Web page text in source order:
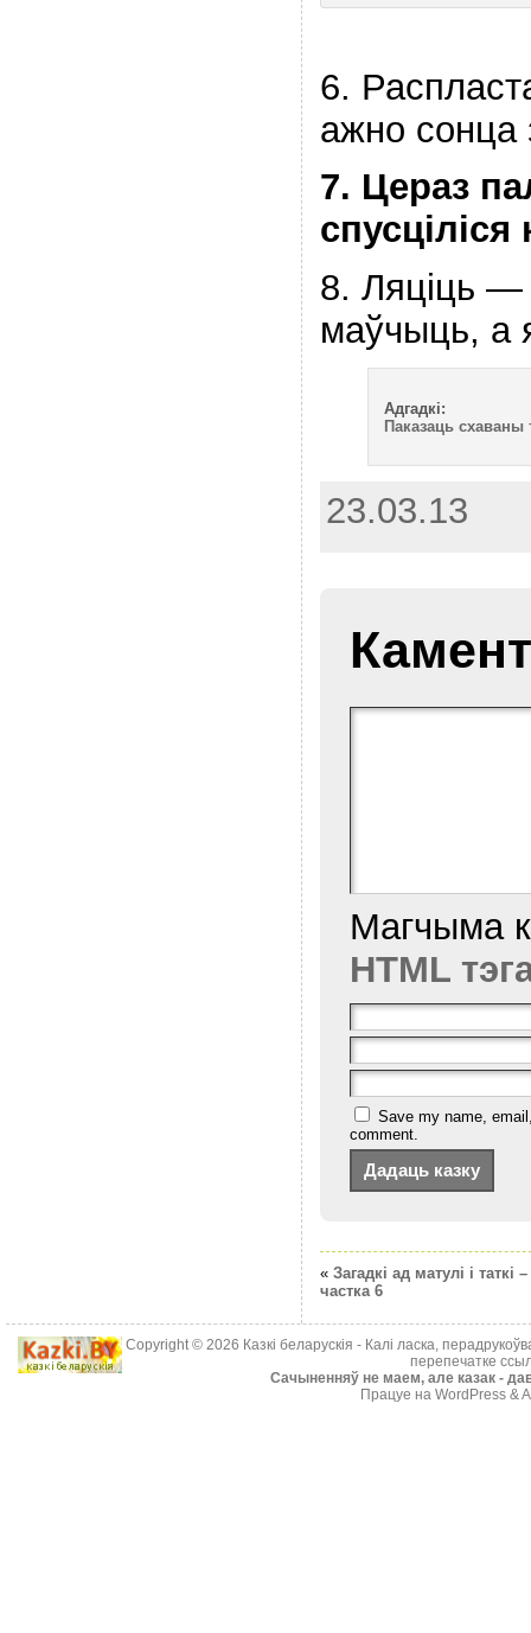
6.
ажно сонца
7. Цераз
8. Ляціць
маўчыць, а
Адгадкі:
Паказаць схаваны
23.03.13
Магчыма
HTML
Save my name,
comment.
« Загадкі ад матулі і таткі –
частка 6
Copyright © 2026 Казкі беларускія - Калі ласка,
перепечатке
Cачыненняў не маем, але казак -
Працуе на WordPress &